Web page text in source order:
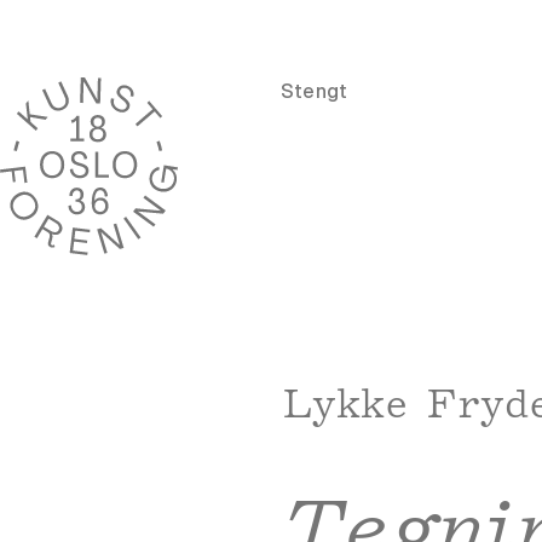
Stengt
Lykke